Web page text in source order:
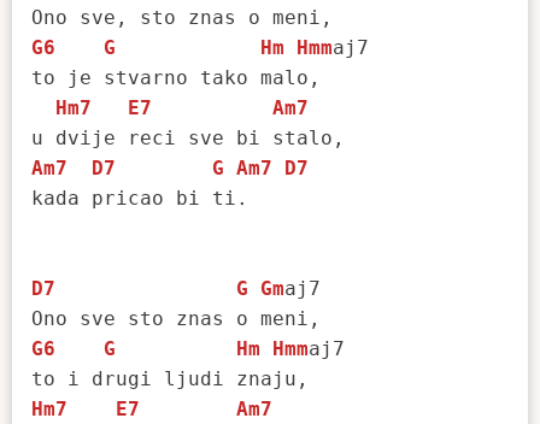
G6
G Hm Hmmaj7
to je stvarno tako malo,
Hm7
E7
Am7
Am7
D7 G Am7
D7
kada pricao bi ti.
D7 G Gmaj7
G6
G Hm Hmmaj7
Hm7
E7
Am7